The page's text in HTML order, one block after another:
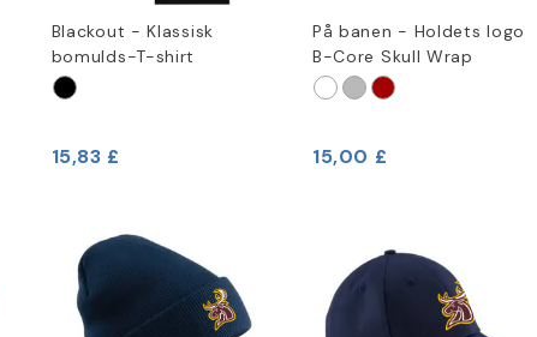
Blackout - Klassisk
bomulds-T-shirt
15,83 £
På banen - Holdets logo
B-Core Skull Wrap
15,00 £